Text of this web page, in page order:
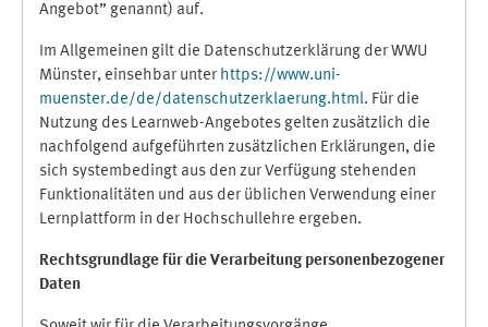
Angebot” genannt) auf.
Im Allgemeinen gilt die Datenschutzerklärung der WWU
Münster, einsehbar unter https://www.uni-
muenster.de/de/datenschutzerklaerung.html. Für die
Nutzung des Learnweb-Angebotes gelten zusätzlich die
nachfolgend aufgeführten zusätzlichen Erklärungen, die
sich systembedingt aus den zur Verfügung stehenden
Funktionalitäten und aus der üblichen Verwendung einer
Lernplattform in der Hochschullehre ergeben.
Rechtsgrundlage für die Verarbeitung personenbezogener
Daten